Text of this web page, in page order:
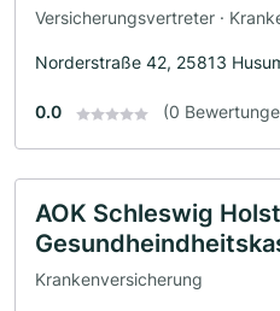
Versicherungsvertreter ·
Norderstraße 42, 25813
0.0 (0
AOK Schleswig
Krankenversicherung